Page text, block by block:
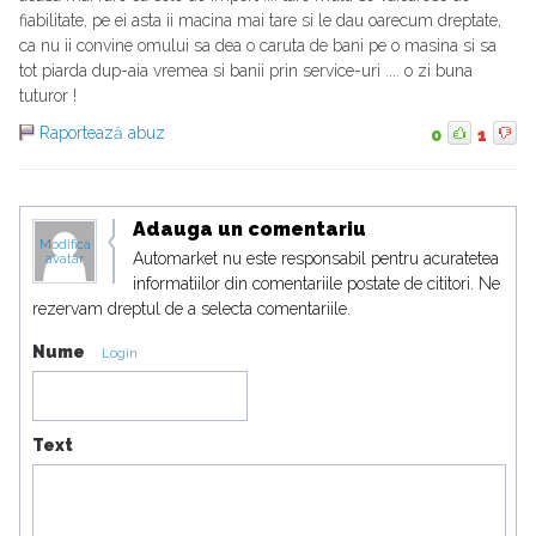
fiabilitate, pe ei asta ii macina mai tare si le dau oarecum dreptate,
ca nu ii convine omului sa dea o caruta de bani pe o masina si sa
tot piarda dup-aia vremea si banii prin service-uri .... o zi buna
tuturor !
Raportează abuz
0 1
Modifica
avatar
Adauga un comentariu
Automarket nu este responsabil pentru acuratetea
informatiilor din comentariile postate de cititori. Ne
rezervam dreptul de a selecta comentariile.
Nume Login
Text